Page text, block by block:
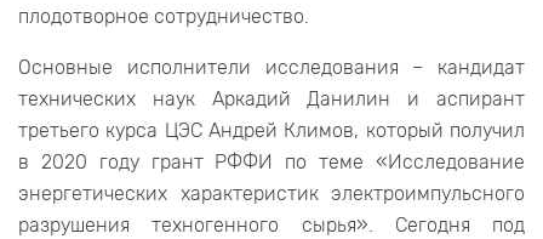
плодотворное сотрудничество.
Основные исполнители исследования – кандидат
технических наук Аркадий Данилин и аспирант
третьего курса ЦЭС Андрей Климов, который получил
в 2020 году грант РФФИ по теме «Исследование
энергетических характеристик электроимпульсного
разрушения техногенного сырья». Сегодня под